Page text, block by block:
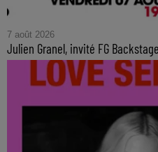
7 août 2026
Julien Granel, invité FG